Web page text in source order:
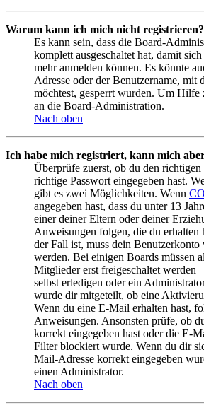
Warum kann ich mich nicht registrieren?
Es kann sein, dass die Board-
komplett ausgeschaltet hat, damit
mehr anmelden können. Es könnte
Adresse oder der Benutzername, mit
möchtest, gesperrt wurden. Um Hilfe
an die Board-Administration.
Nach oben
Ich habe mich registriert, kann mich
Überprüfe zuerst, ob du den
richtige Passwort eingegeben hast.
gibt es zwei Möglichkeiten. Wenn
angegeben hast, dass du unter 13
einer deiner Eltern oder deiner
Anweisungen folgen, die du erhalten
der Fall ist, muss dein
werden. Bei einigen Boards müssen
Mitglieder erst freigeschaltet werden
selbst erledigen oder ein
wurde dir mitgeteilt, ob eine
Wenn du eine E-Mail erhalten hast,
Anweisungen. Ansonsten prüfe, ob
korrekt eingegeben hast oder die E-
Filter blockiert wurde. Wenn du dir
Mail-Adresse korrekt eingegeben
einen Administrator.
Nach oben